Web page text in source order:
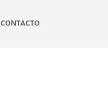
CONTACTO